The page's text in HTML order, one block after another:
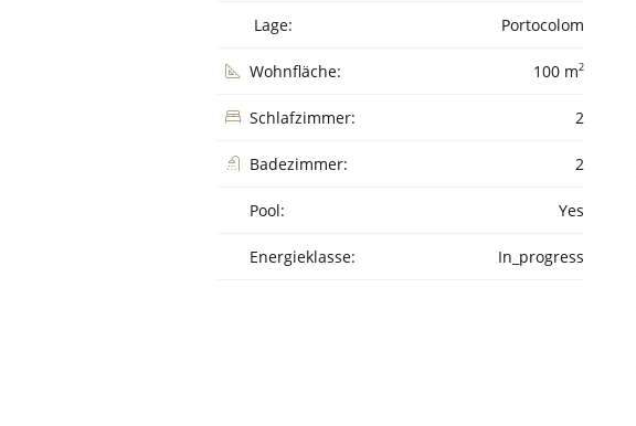
Lage: Portocolom
Wohnfläche: 100 m2
Schlafzimmer: 2
Badezimmer: 2
Pool: Yes
Energieklasse: In_progress